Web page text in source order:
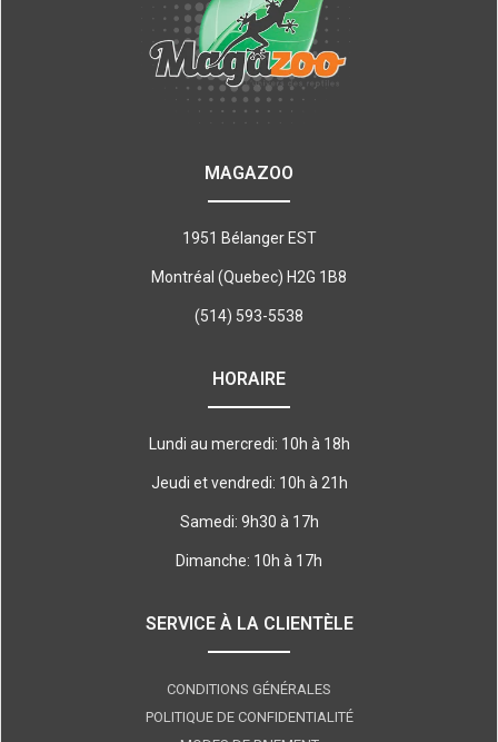
MAGAZOO
1951 Bélanger EST
Montréal (Quebec) H2G 1B8
(514) 593-5538
HORAIRE
Lundi au mercredi: 10h à 18h
Jeudi et vendredi: 10h à 21h
Samedi: 9h30 à 17h
Dimanche: 10h à 17h
SERVICE À LA CLIENTÈLE
CONDITIONS GÉNÉRALES
POLITIQUE DE CONFIDENTIALITÉ